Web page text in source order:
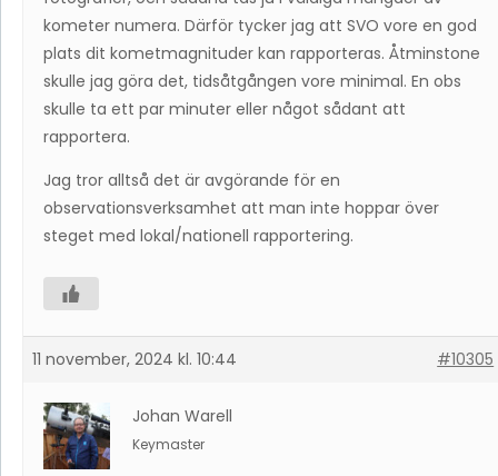
kometer numera. Därför tycker jag att SVO vore en god
plats dit kometmagnituder kan rapporteras. Åtminstone
skulle jag göra det, tidsåtgången vore minimal. En obs
skulle ta ett par minuter eller något sådant att
rapportera.
Jag tror alltså det är avgörande för en
observationsverksamhet att man inte hoppar över
steget med lokal/nationell rapportering.
11 november, 2024 kl. 10:44 #10305
Johan Warell
Keymaster